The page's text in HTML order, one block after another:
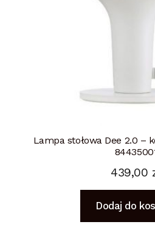
Lampa stołowa Dee 2.0 –
439,00
Dodaj do